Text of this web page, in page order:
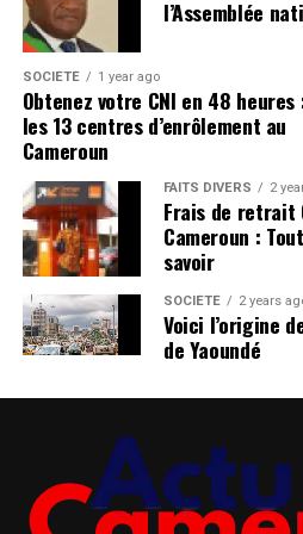
CLIQUEZ ICI POUR LIRE
manchesterunited365.com
Pour avoir les dernières infos
Cliquez ici
Photo de MB Media / Getty
Matthijs de Ligt
pense de Ruben
De Ligt a eu une première
Harry Maguire a mis fin à la
l’ordre hiérarchique.
l’Assemblée
SOCIÉTÉ 1 year ago
Obtenez votre CNI en 48
les 13 centres d’enrôlement au
Cameroun
FAITS DIVERS 2
Frais de retrait
Cameroun :
savoir
SOCIÉTÉ 2 years
Voici l’origine
de Yaoundé